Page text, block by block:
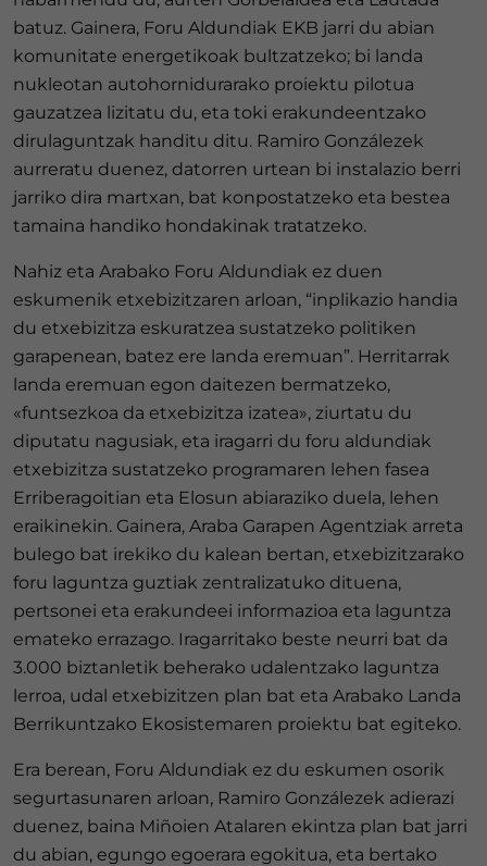
batuz. Gainera, Foru Aldundiak EKB jarri du abian
komunitate energetikoak bultzatzeko; bi landa
nukleotan autohornidurarako proiektu pilotua
gauzatzea lizitatu du, eta toki erakundeentzako
dirulaguntzak handitu ditu. Ramiro Gonzálezek
aurreratu duenez, datorren urtean bi instalazio berri
jarriko dira martxan, bat konpostatzeko eta bestea
tamaina handiko hondakinak tratatzeko.
Nahiz eta Arabako Foru Aldundiak ez duen
eskumenik etxebizitzaren arloan, “inplikazio handia
du etxebizitza eskuratzea sustatzeko politiken
garapenean, batez ere landa eremuan”. Herritarrak
landa eremuan egon daitezen bermatzeko,
«funtsezkoa da etxebizitza izatea», ziurtatu du
diputatu nagusiak, eta iragarri du foru aldundiak
etxebizitza sustatzeko programaren lehen fasea
Erriberagoitian eta Elosun abiaraziko duela, lehen
eraikinekin. Gainera, Araba Garapen Agentziak arreta
bulego bat irekiko du kalean bertan, etxebizitzarako
foru laguntza guztiak zentralizatuko dituena,
pertsonei eta erakundeei informazioa eta laguntza
emateko errazago. Iragarritako beste neurri bat da
3.000 biztanletik beherako udalentzako laguntza
lerroa, udal etxebizitzen plan bat eta Arabako Landa
Berrikuntzako Ekosistemaren proiektu bat egiteko.
Era berean, Foru Aldundiak ez du eskumen osorik
segurtasunaren arloan, Ramiro Gonzálezek adierazi
duenez, baina Miñoien Atalaren ekintza plan bat jarri
du abian, egungo egoerara egokitua, eta bertako